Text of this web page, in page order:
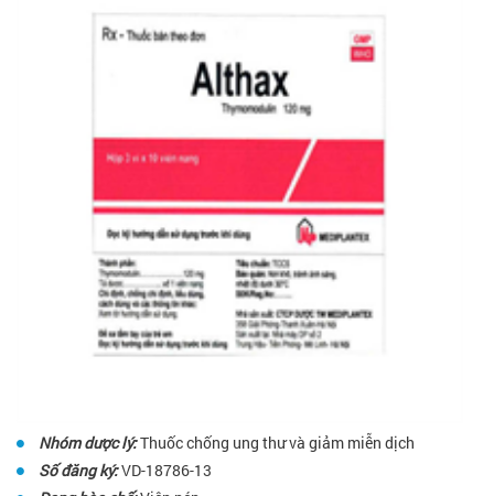
Nhóm dược lý:Thuốc chống ung thư và giảm miễn dịch
Số đăng ký:VD-18786-13